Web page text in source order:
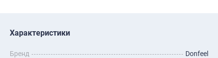
Характеристики
Бренд
Donfeel